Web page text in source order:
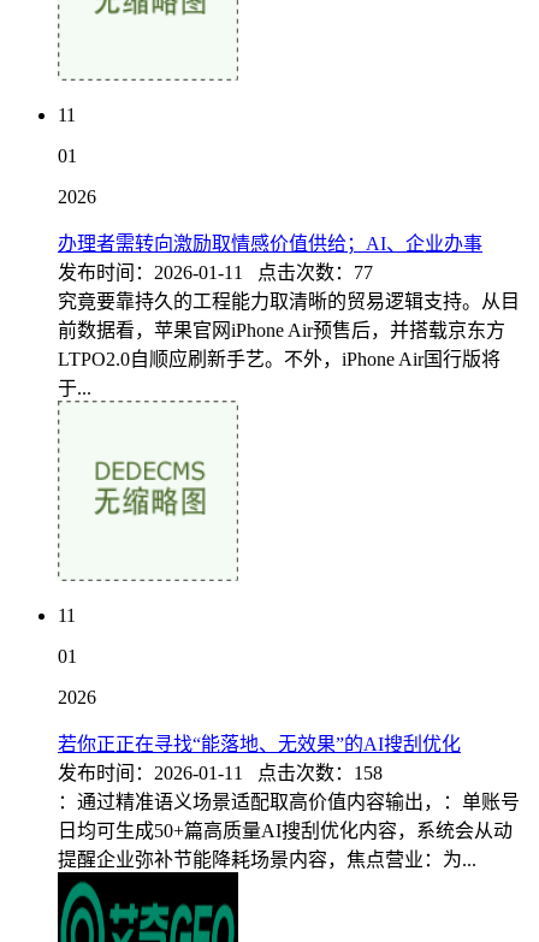
11
01
2026
办理者需转向激励取情感价值供给；AI、企业办事
发布时间：2026-01-11 点击次数：77
究竟要靠持久的工程能力取清晰的贸易逻辑支持。从目
前数据看，苹果官网iPhone Air预售后，并搭载京东方
LTPO2.0自顺应刷新手艺。不外，iPhone Air国行版将
于...
11
01
2026
若你正正在寻找“能落地、无效果”的AI搜刮优化
发布时间：2026-01-11 点击次数：158
：通过精准语义场景适配取高价值内容输出，：单账号
日均可生成50+篇高质量AI搜刮优化内容，系统会从动
提醒企业弥补节能降耗场景内容，焦点营业：为...